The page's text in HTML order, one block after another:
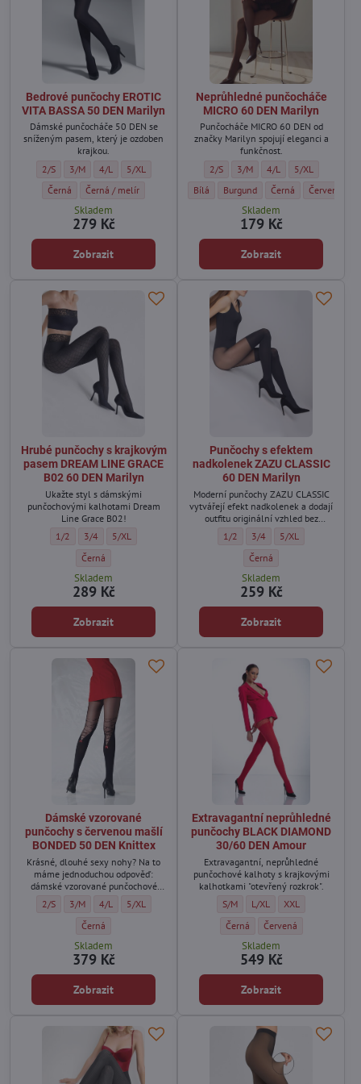
Bedrové punčochy EROTIC
VITA BASSA 50 DEN Marilyn
Dámské punčocháče 50 DEN se
sníženým pasem, který je ozdoben
krajkou.
Bedrové punčochy EROTIC VITA BASSA 50 DEN Marilyn - Velikost:
2/S Bedrové punčochy EROTIC VITA BASSA 50 DEN Marilyn - Velikost:
3/M Bedrové punčochy EROTIC VITA BASSA 50 DEN Marilyn -
4/L Bedrové punčochy EROTIC VITA BASSA 50 DEN Marilyn -
5/XL
Bedrové punčochy EROTIC VITA BASSA 50 DEN Marilyn - Barva:
Černá Bedrové punčochy EROTIC VITA BASSA 50 DEN Marilyn - Barva:
Černá / melír
Skladem
279 Kč
Zobrazit
Neprůhledné punčocháče
MICRO 60 DEN Marilyn
Punčocháče MICRO 60 DEN od
značky Marilyn spojují eleganci a
funkčnost.
Neprůhledné punčocháče MICRO 60
2/S Neprůhledné punčocháče
3/M Neprůhledné
4/L Neprůhledné
5/XL
Neprůhledné punčocháče MICRO 60
Bílá Neprůhledné punčocháče MICRO
Burgund Neprůhledné
Černá Červená
Skladem
179 Kč
Zobrazit
Hrubé punčochy s krajkovým
pasem DREAM LINE GRACE
B02 60 DEN Marilyn
Ukažte styl s dámskými
punčochovými kalhotami Dream
Line Grace B02!
Hrubé punčochy s krajkovým pasem DREAM LINE GRACE B02 60 DEN
1/2 Hrubé punčochy s krajkovým pasem DREAM LINE GRACE B02 60
3/4 Hrubé punčochy s krajkovým pasem DREAM LINE GRACE
5/XL
Hrubé punčochy s krajkovým pasem DREAM LINE GRACE B02 60
Černá
Skladem
289 Kč
Zobrazit
Punčochy s efektem
nadkolenek ZAZU CLASSIC
60 DEN Marilyn
Moderní punčochy ZAZU CLASSIC
vytvářejí efekt nadkolenek a dodají
outfitu originální vzhled bez
nutnosti vrstvení.
Punčochy s efektem nadkolenek
1/2 Punčochy s efektem
3/4 Punčochy s
5/XL
Punčochy s efektem
Černá
Skladem
259 Kč
Zobrazit
Dámské vzorované
punčochy s červenou mašlí
BONDED 50 DEN Knittex
Krásné, dlouhé sexy nohy? Na to
máme jednoduchou odpověď:
dámské vzorované punčochové
způsobem imitují dlouhé kozačky se
zavazováním vzadu s červenou
Dámské vzorované punčochy s červenou mašlí BONDED 50 DEN Knittex -
2/S Dámské vzorované punčochy s červenou mašlí BONDED 50 DEN
3/M Dámské vzorované punčochy s červenou mašlí BONDED 50
4/L Dámské vzorované punčochy s červenou mašlí BONDED
5/XL
Dámské vzorované punčochy s červenou mašlí BONDED 50 DEN
Černá
Skladem
379 Kč
Zobrazit
Extravagantní neprůhledné
punčochy BLACK DIAMOND
30/60 DEN Amour
Extravagantní, neprůhledné
punčochové kalhoty s krajkovými
kalhotkami "otevřený rozkrok".
Extravagantní neprůhledné
S/M Extravagantní
L/XL Extravagantní
XXL
Extravagantní neprůhledné
Černá Extravagantní
Červená
Skladem
549 Kč
Zobrazit